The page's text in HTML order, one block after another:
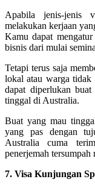
Apabila jenis-jenis
melakukan kerjaan
Kamu dapat
bisnis dari mulai
Tetapi terus saja
lokal atau warga tidak
dapat diperlukan
tinggal di Australia.
Buat yang mau
yang pas dengan
Australia cuma
penerjemah tersumpah
7. Visa Kunjungan